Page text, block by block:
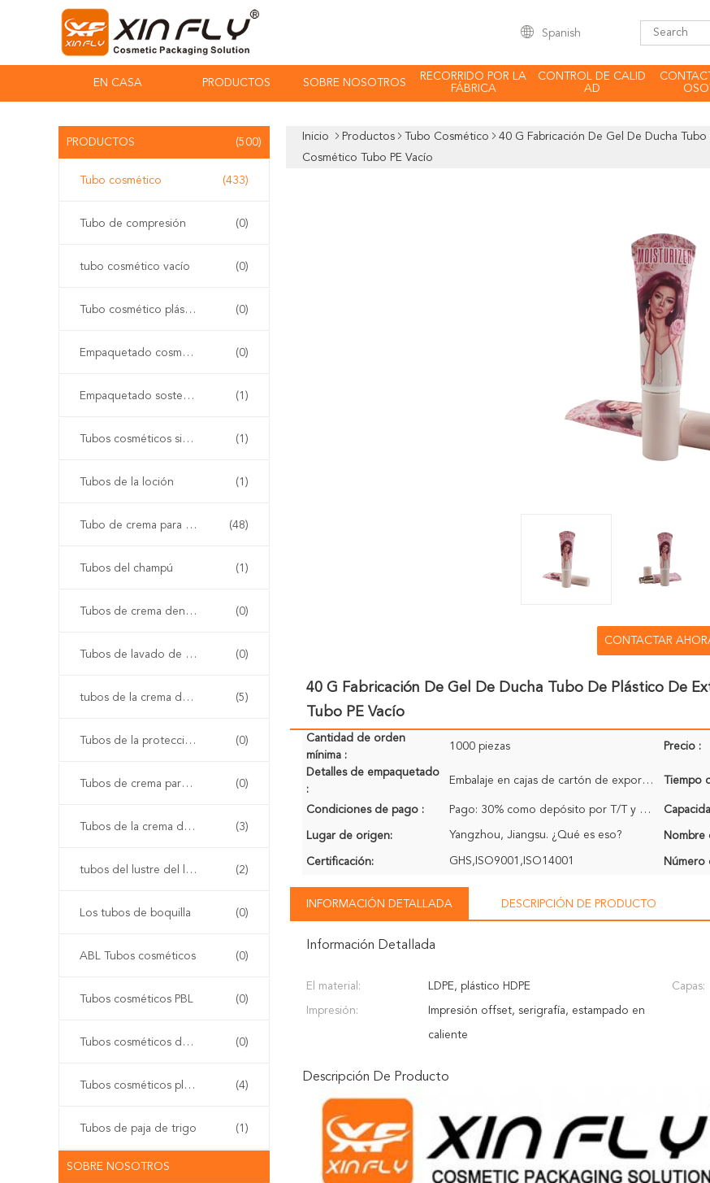
Spanish
EN CASA PRODUCTOS SOBRE NOSOTROS
RECORRIDO POR LA
FÁBRICA
CONTROL DE CALID
AD
PRODUCTOS (500)
Tubo cosmético (433)
Tubo de compresión (0)
tubo cosmético vacío (0)
Tubo cosmético plástico (0)
Empaquetado cosmético del tubo (0)
Empaquetado sostenible (1)
Tubos cosméticos sin aire (1)
Tubos de la loción (1)
Tubo de crema para las manos (48)
Tubos del champú (1)
Tubos de crema dental (0)
Tubos de lavado de cara (0)
tubos de la crema del bb (5)
Tubos de la protección solar (0)
Tubos de crema para el rostro (0)
Tubos de la crema del ojo (3)
tubos del lustre del labio (2)
Los tubos de boquilla (0)
ABL Tubos cosméticos (0)
Tubos cosméticos PBL (0)
Tubos cosméticos de aluminio (0)
Tubos cosméticos plásticos de la polimerización en cadena (4)
Tubos de paja de trigo (1)
SOBRE NOSOTROS
Inicio Productos Tubo Cosmético
40 G Fabricación De Gel De Ducha
Cosmético Tubo PE Vacío
CONTACTAR
40 G Fabricación De Gel De Ducha Tubo De Plástico De
Tubo PE Vacío
Cantidad de orden
mínima :
1000 piezas Precio :
Detalles de empaquetado
:
Embalaje en cajas de cartón de exportación Tiempo
Condiciones de pago : Pago: 30% como depósito por T/T y el saldo 70% pagado en la copia del recibo de B/L
Lugar de origen: Yangzhou, Jiangsu. ¿Qué es eso? Nombre
Certificación: GHS,ISO9001,ISO14001 Número
INFORMACIÓN DETALLADA DESCRIPCIÓN DE PRODUCTO
Información Detallada
El material: LDPE, plástico HDPE Capas:
Impresión: Impresión offset, serigrafía, estampado en
caliente
Descripción De Producto